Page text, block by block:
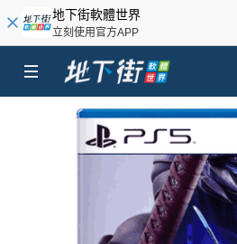
地下街軟體世界
立刻使用官方APP